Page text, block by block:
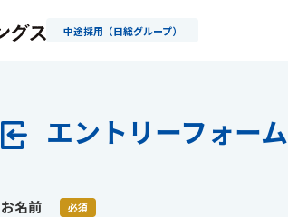
中途採用（日総グループ）
エントリーフォーム
お名前 必須